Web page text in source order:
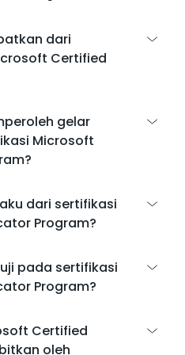
dari
Certified
Microsoft
kamu akan
menggunakan
khusus untuk
keberhasilan
gelar
Microsoft
Microsoft
tidak
yang
manfaat untuk
sertifikasi ini, CV
peluangmu
dengan lebih
dari sertifikasi
Program?
Educator
selama 5
Kamu bisa
kembali.
pada sertifikasi
Program?
Certified
diuji seputar
Certified
oleh